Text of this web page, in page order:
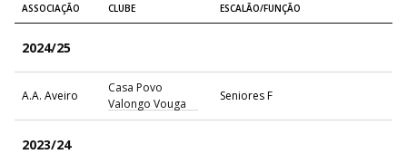
ASSOCIAÇÃO CLUBE ESCALÃO/FUNÇÃO
2024/25
A.A. Aveiro
Casa Povo
Valongo Vouga
Seniores F
2023/24